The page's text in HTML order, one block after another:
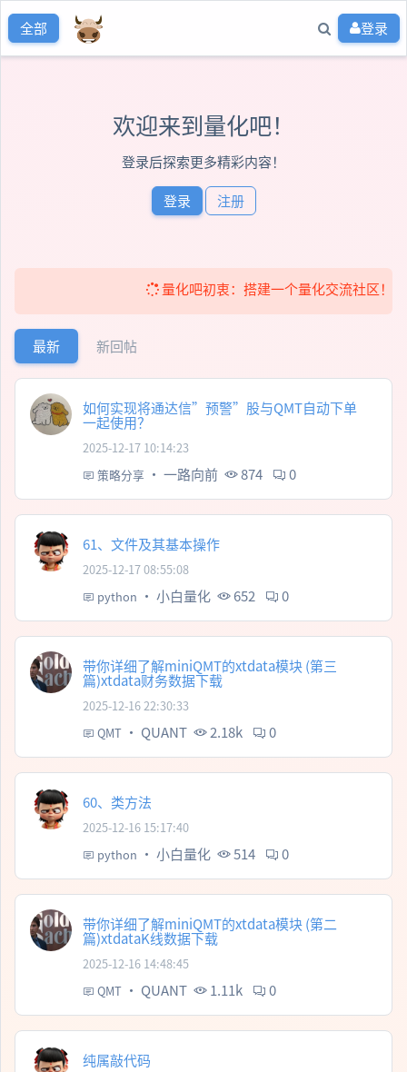
全部 登录
欢迎来到量化吧！
登录后探索更多精彩内容！
登录 注册
量化吧初衷：搭建一个量化交流社区！ 免
最新 新回帖
如何实现将通达信”预警”股与QMT自动下单
一起使用？
2025-12-17 10:14:23
策略分享 · 一路向前 874 0
61、文件及其基本操作
2025-12-17 08:55:08
python · 小白量化 652 0
带你详细了解miniQMT的xtdata模块 (第三
篇)xtdata财务数据下载
2025-12-16 22:30:33
QMT · QUANT 2.18k 0
60、类方法
2025-12-16 15:17:40
python · 小白量化 514 0
带你详细了解miniQMT的xtdata模块 (第二
篇)xtdataK线数据下载
2025-12-16 14:48:45
QMT · QUANT 1.11k 0
纯属敲代码